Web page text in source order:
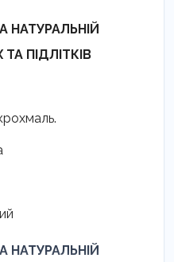
НАТУРАЛЬНІЙ
ПІДЛІТКІВ
НАТУРАЛЬНІЙ